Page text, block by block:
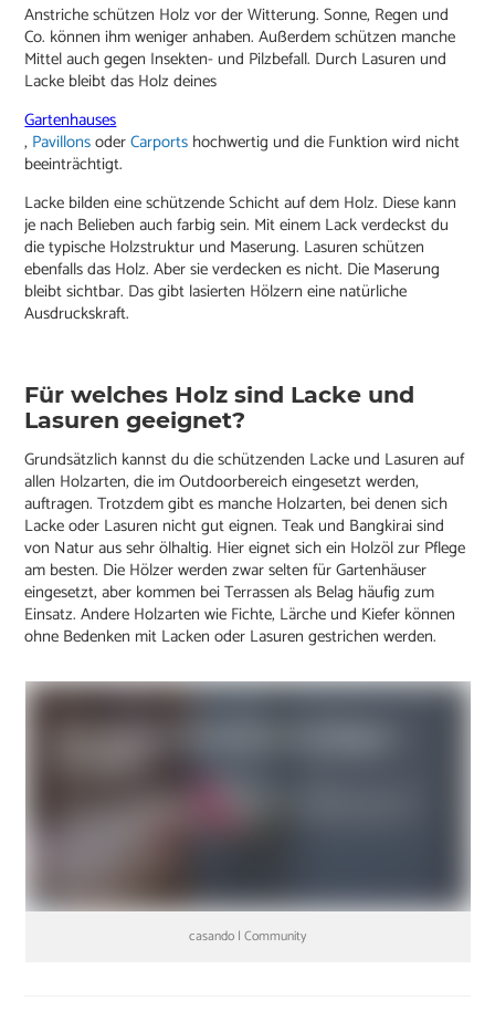
Anstriche schützen Holz vor der Witterung. Sonne, Regen und
Co. können ihm weniger anhaben. Außerdem schützen manche
Mittel auch gegen Insekten- und Pilzbefall. Durch Lasuren und
Lacke bleibt das Holz deines
Gartenhauses
, PavillonsoderCarports hochwertig und die Funktion wird nicht
beeinträchtigt.
Lacke bilden eine schützende Schicht auf dem Holz. Diese kann
je nach Belieben auch farbig sein. Mit einem Lack verdeckst du
die typische Holzstruktur und Maserung. Lasuren schützen
ebenfalls das Holz. Aber sie verdecken es nicht. Die Maserung
bleibt sichtbar. Das gibt lasierten Hölzern eine natürliche
Ausdruckskraft.
Für welches Holz sind Lacke und
Lasuren geeignet?
Grundsätzlich kannst du die schützenden Lacke und Lasuren auf
allen Holzarten, die im Outdoorbereich eingesetzt werden,
auftragen. Trotzdem gibt es manche Holzarten, bei denen sich
Lacke oder Lasuren nicht gut eignen. Teak und Bangkirai sind
von Natur aus sehr ölhaltig. Hier eignet sich ein Holzöl zur Pflege
am besten. Die Hölzer werden zwar selten für Gartenhäuser
eingesetzt, aber kommen bei Terrassen als Belag häufig zum
Einsatz. Andere Holzarten wie Fichte, Lärche und Kiefer können
ohne Bedenken mit Lacken oder Lasuren gestrichen werden.
casando | Community